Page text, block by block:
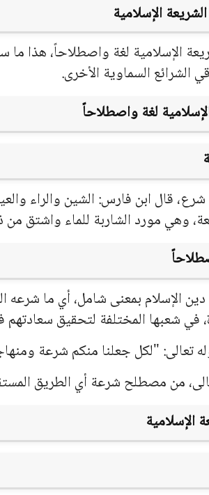
الإسلامية
الإسلامية لغة واصطلاحاً، هذا ما
الشرائع السماوية الأخرى.
لغة واصطلاحاً
شرع، قال ابن فارس: الشين والراء
وهي مورد الشاربة للماء واشتق
الإسلام بمعنى شامل، أي ما شرعه
في شعبها المختلفة لتحقيق سعادتهم
تعالى: "لكل جعلنا منكم شرعة
من مصطلح شرعة أي الطريق
الإسلامية